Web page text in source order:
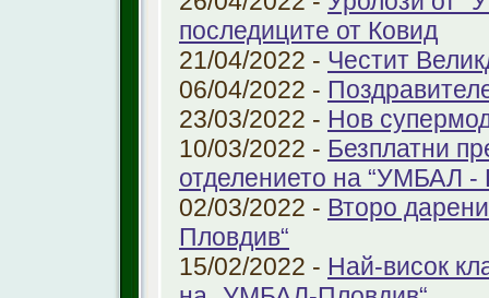
последиците от Ковид
21/04/2022 - Честит
06/04/2022 -
23/03/2022 - Нов
10/03/2022 - Безплатни
отделението на “УМБАЛ -
02/03/2022 - Второ
Пловдив“
15/02/2022 - Най-висок